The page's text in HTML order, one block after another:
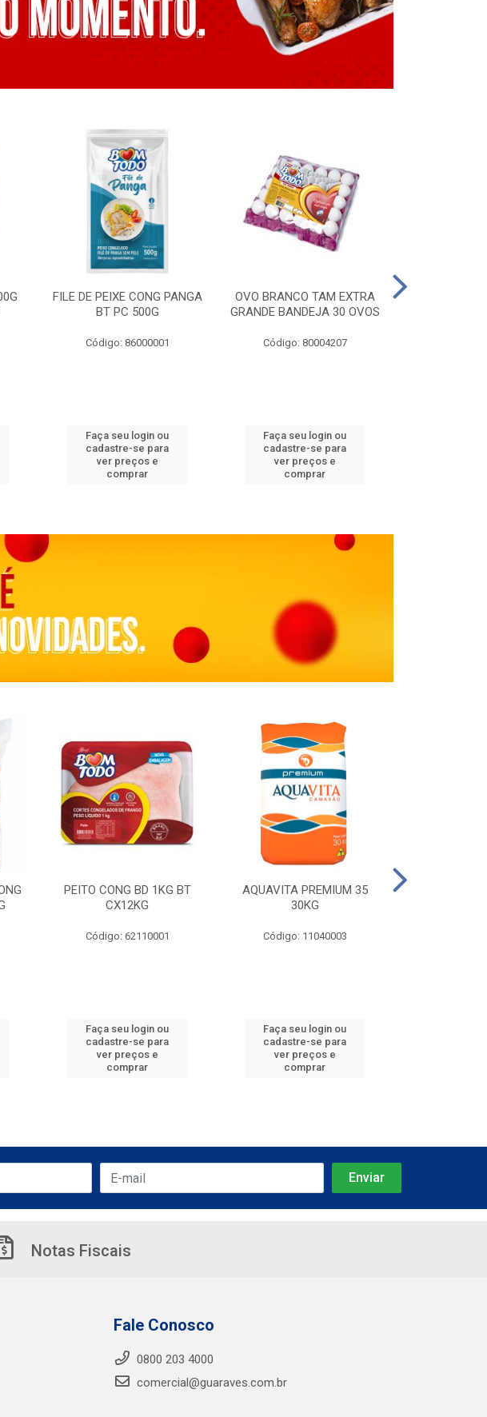
FILE DE PEIXE CONG PANGA
BT PC 500G
Código: 86000001
Faça seu login ou
cadastre-se para
ver preços e
comprar
OVO BRANCO TAM EXTRA
GRANDE BANDEJA 30 OVOS
Código: 80004207
Faça seu login ou
cadastre-se para
ver preços e
comprar
PEITO CONG BD 1KG BT
CX12KG
Código: 62110001
Faça seu login ou
cadastre-se para
ver preços e
comprar
AQUAVITA PREMIUM 35
30KG
Código: 11040003
Faça seu login ou
cadastre-se para
ver preços e
comprar
Notas Fiscais
Fale Conosco
0800 203 4000
comercial@guaraves.com.br